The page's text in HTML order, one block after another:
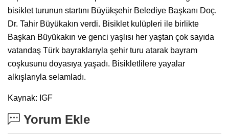
bisiklet turunun startını Büyükşehir Belediye Başkanı Doç.
Dr. Tahir Büyükakın verdi. Bisiklet kulüpleri ile birlikte
Başkan Büyükakın ve genci yaşlısı her yaştan çok sayıda
vatandaş Türk bayraklarıyla şehir turu atarak bayram
coşkusunu doyasıya yaşadı. Bisikletlilere yayalar
alkışlarıyla selamladı.
Kaynak: IGF
Yorum Ekle